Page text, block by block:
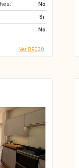
No
Si
No
Ver BE030